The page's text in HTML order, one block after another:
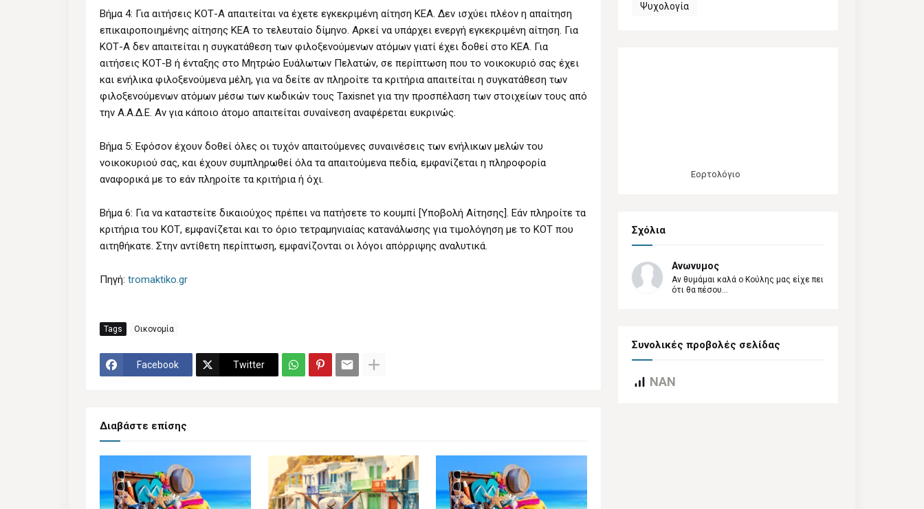
Βήμα 4: Για αιτήσεις ΚΟΤ-Α απαιτείται να έχετε εγκεκριμένη αίτηση ΚΕΑ. Δεν ισχύει πλέον η απαίτηση
επικαιροποιημένης αίτησης ΚΕΑ το τελευταίο δίμηνο. Αρκεί να υπάρχει ενεργή εγκεκριμένη αίτηση. Για
ΚΟΤ-Α δεν απαιτείται η συγκατάθεση των φιλοξενούμενων ατόμων γιατί έχει δοθεί στο ΚΕΑ. Για
αιτήσεις ΚΟΤ-Β ή ένταξης στο Μητρώο Ευάλωτων Πελατών, σε περίπτωση που το νοικοκυριό σας έχει
και ενήλικα φιλοξενούμενα μέλη, για να δείτε αν πληροίτε τα κριτήρια απαιτείται η συγκατάθεση των
φιλοξενούμενων ατόμων μέσω των κωδικών τους Taxisnet για την προσπέλαση των στοιχείων τους από
την Α.Α.Δ.Ε. Αν για κάποιο άτομο απαιτείται συναίνεση αναφέρεται ευκρινώς.
Βήμα 5: Εφόσον έχουν δοθεί όλες οι τυχόν απαιτούμενες συναινέσεις των ενήλικων μελών του
νοικοκυριού σας, και έχουν συμπληρωθεί όλα τα απαιτούμενα πεδία, εμφανίζεται η πληροφορία
αναφορικά με το εάν πληροίτε τα κριτήρια ή όχι.
Βήμα 6: Για να καταστείτε δικαιούχος πρέπει να πατήσετε το κουμπί [Υποβολή Αίτησης]. Εάν πληροίτε τα
κριτήρια του ΚΟΤ, εμφανίζεται και το όριο τετραμηνιαίας κατανάλωσης για τιμολόγηση με το ΚΟΤ που
αιτηθήκατε. Στην αντίθετη περίπτωση, εμφανίζονται οι λόγοι απόρριψης αναλυτικά.
Πηγή: tromaktiko.gr
Tags Οικονομία
Facebook Twitter
Διαβάστε επίσης
Ψυχολογία
Εορτολόγιο
Σχόλια
Ανωνυμος
Αν θυμάμαι καλά ο Κούλης μας είχε πει
ότι θα πέσου...
Συνολικές προβολές σελίδας
NAN